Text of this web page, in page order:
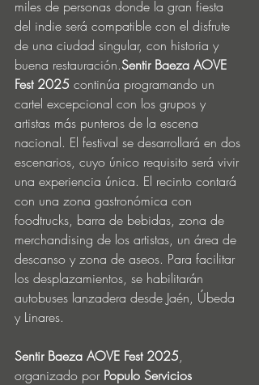
miles de personas donde la gran fiesta
del indie será compatible con el disfrute
de una ciudad singular, con historia y
buena restauración.Sentir Baeza AOVE
Fest 2025 continúa programando un
cartel excepcional con los grupos y
artistas más punteros de la escena
nacional. El festival se desarrollará en dos
escenarios, cuyo único requisito será vivir
una experiencia única. El recinto contará
con una zona gastronómica con
foodtrucks, barra de bebidas, zona de
merchandising de los artistas, un área de
descanso y zona de aseos. Para facilitar
los desplazamientos, se habilitarán
autobuses lanzadera desde Jaén, Úbeda
y Linares.
Sentir Baeza AOVE Fest 2025,
organizado por Populo Servicios